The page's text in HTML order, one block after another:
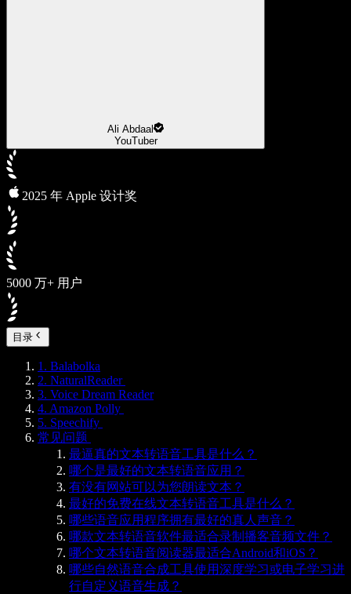
Ali Abdaal
YouTuber
2025 年 Apple 设计奖
5000 万+ 用户
目录
1. Balabolka
2. NaturalReader
3. Voice Dream Reader
4. Amazon Polly
5. Speechify
常见问题
最逼真的文本转语音工具是什么？
哪个是最好的文本转语音应用？
有没有网站可以为您朗读文本？
最好的免费在线文本转语音工具是什么？
哪些语音应用程序拥有最好的真人声音？
哪款文本转语音软件最适合录制播客音频文件？
哪个文本转语音阅读器最适合Android和iOS？
哪些自然语音合成工具使用深度学习或电子学习进
行自定义语音生成？